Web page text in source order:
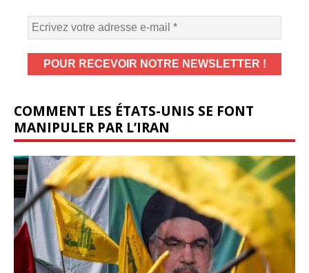
COMMENT LES ÉTATS-UNIS SE FONT
MANIPULER PAR L’IRAN